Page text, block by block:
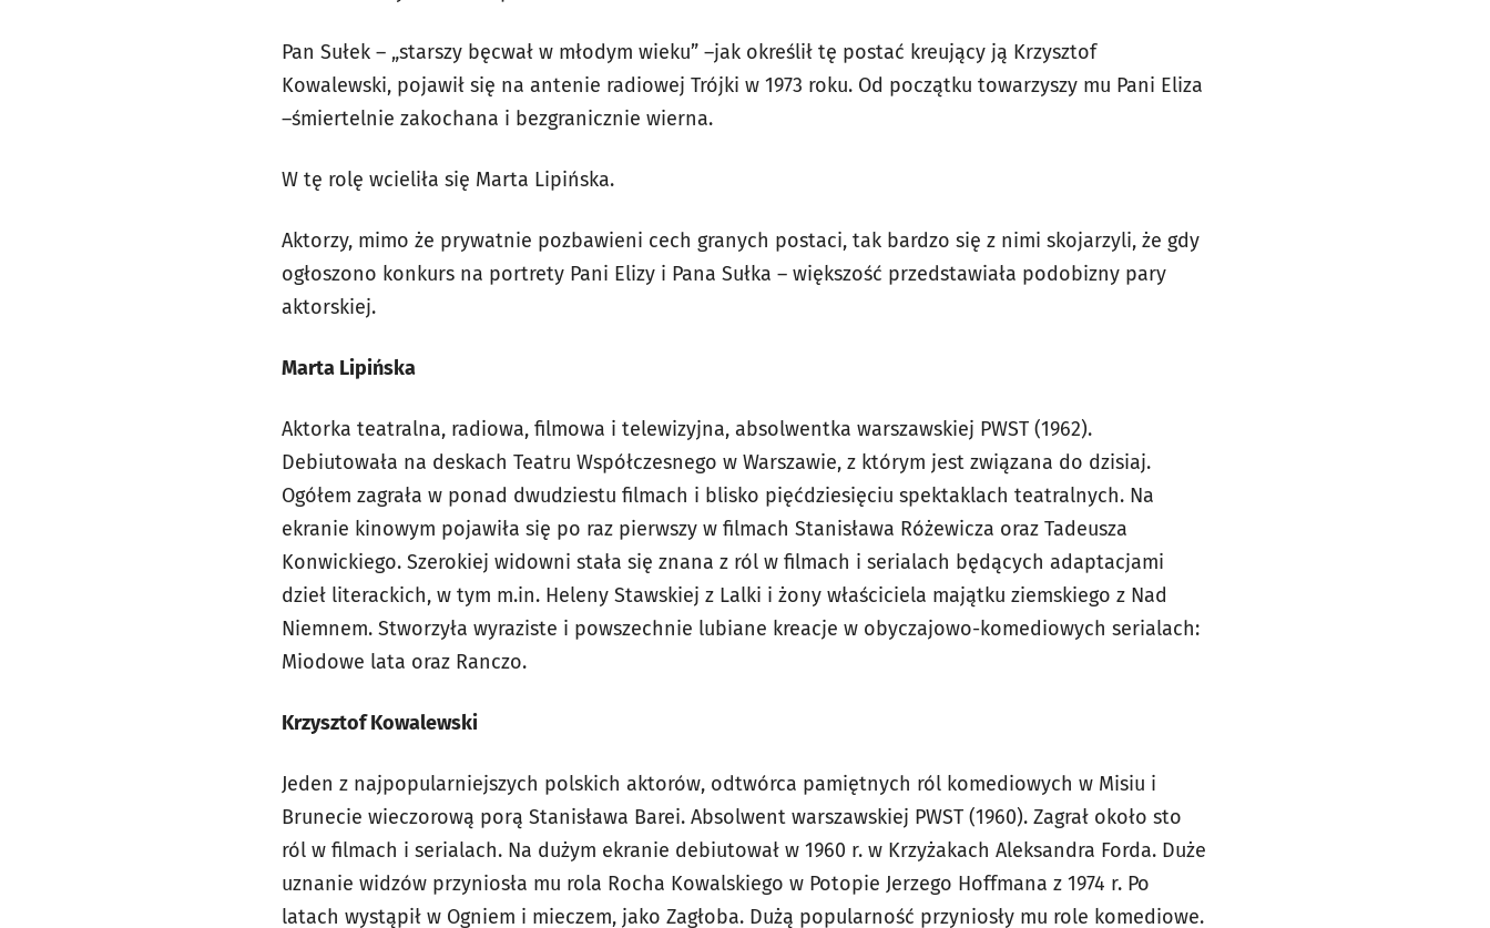
Pan Sułek – „starszy bęcwał w młodym wieku” –jak określił tę postać kreujący ją Krzysztof
Kowalewski, pojawił się na antenie radiowej Trójki w 1973 roku. Od początku towarzyszy mu Pani Eliza
–śmiertelnie zakochana i bezgranicznie wierna.
W tę rolę wcieliła się Marta Lipińska.
Aktorzy, mimo że prywatnie pozbawieni cech granych postaci, tak bardzo się z nimi skojarzyli, że gdy
ogłoszono konkurs na portrety Pani Elizy i Pana Sułka – większość przedstawiała podobizny pary
aktorskiej.
Marta Lipińska
Aktorka teatralna, radiowa, filmowa i telewizyjna, absolwentka warszawskiej PWST (1962).
Debiutowała na deskach Teatru Współczesnego w Warszawie, z którym jest związana do dzisiaj.
Ogółem zagrała w ponad dwudziestu filmach i blisko pięćdziesięciu spektaklach teatralnych. Na
ekranie kinowym pojawiła się po raz pierwszy w filmach Stanisława Różewicza oraz Tadeusza
Konwickiego. Szerokiej widowni stała się znana z ról w filmach i serialach będących adaptacjami
dzieł literackich, w tym m.in. Heleny Stawskiej z Lalki i żony właściciela majątku ziemskiego z Nad
Niemnem. Stworzyła wyraziste i powszechnie lubiane kreacje w obyczajowo-komediowych serialach:
Miodowe lata oraz Ranczo.
Krzysztof Kowalewski
Jeden z najpopularniejszych polskich aktorów, odtwórca pamiętnych ról komediowych w Misiu i
Brunecie wieczorową porą Stanisława Barei. Absolwent warszawskiej PWST (1960). Zagrał około sto
ról w filmach i serialach. Na dużym ekranie debiutował w 1960 r. w Krzyżakach Aleksandra Forda. Duże
uznanie widzów przyniosła mu rola Rocha Kowalskiego w Potopie Jerzego Hoffmana z 1974 r. Po
latach wystąpił w Ogniem i mieczem, jako Zagłoba. Dużą popularność przyniosły mu role komediowe.